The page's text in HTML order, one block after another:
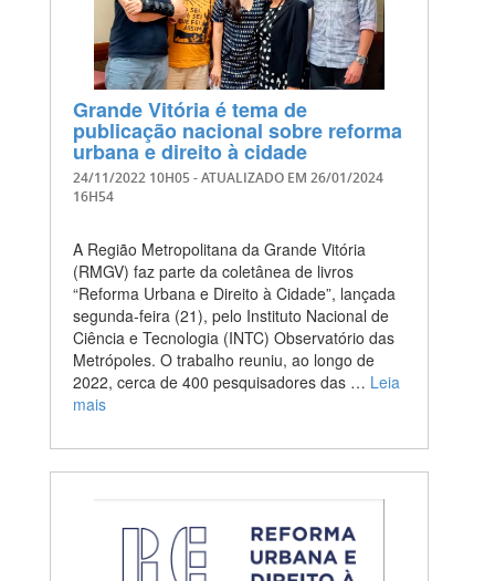
Grande Vitória é tema de
publicação nacional sobre reforma
urbana e direito à cidade
24/11/2022 10H05- ATUALIZADO EM 26/01/2024
16H54
A Região Metropolitana da Grande Vitória
(RMGV) faz parte da coletânea de livros
“Reforma Urbana e Direito à Cidade”, lançada
segunda-feira (21), pelo Instituto Nacional de
Ciência e Tecnologia (INTC) Observatório das
Metrópoles. O trabalho reuniu, ao longo de
2022, cerca de 400 pesquisadores das … Leia
mais